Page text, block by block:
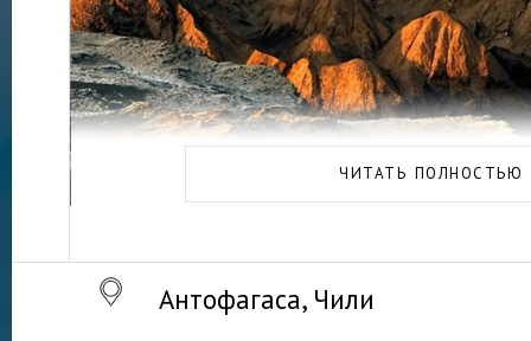
ЧИТАТЬ ПОЛНОСТЬЮ
Антофагаса, Чили